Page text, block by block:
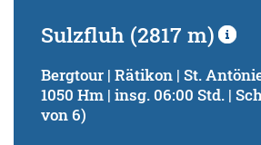
Sulzfluh (2817 m)
Bergtour | Rätikon | St.
1050 Hm | insg. 06:00 Std. |
von 6)